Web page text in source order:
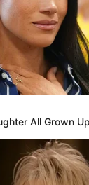
All Grown